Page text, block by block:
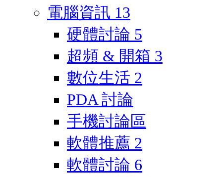
電腦資訊 13
硬體討論 5
超頻 & 開箱 3
數位生活 2
PDA 討論
手機討論區
軟體推薦 2
軟體討論 6